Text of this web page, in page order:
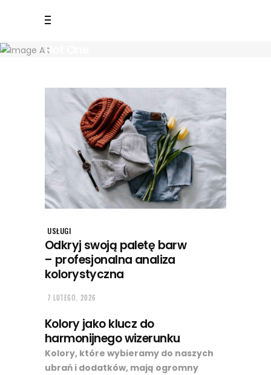
Hot One
USŁUGI
Odkryj swoją paletę barw
– profesjonalna analiza
kolorystyczna
7 LUTEGO, 2026
Kolory jako klucz do
harmonijnego wizerunku
Kolory, które wybieramy do naszych
ubrań i dodatków, mają ogromny